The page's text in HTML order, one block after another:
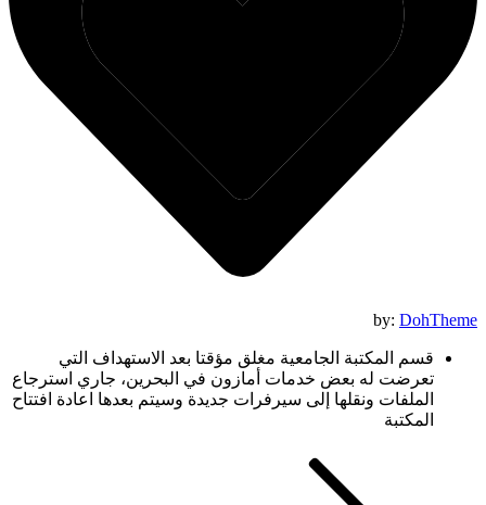
by: DohTheme
قسم المكتبة الجامعية مغلق مؤقتا بعد الاستهداف التي
تعرضت له بعض خدمات أمازون في البحرين، جاري استرجاع
الملفات ونقلها إلى سيرفرات جديدة وسيتم بعدها اعادة افتتاح
المكتبة